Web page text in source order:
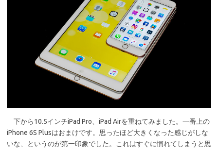
下から10.5インチiPad Pro、iPad Airを重ねてみました。一番上の
iPhone 6S Plusはおまけです。思ったほど大きくなった感じがしな
いな、というのが第一印象でした。これはすぐに慣れてしまうと思